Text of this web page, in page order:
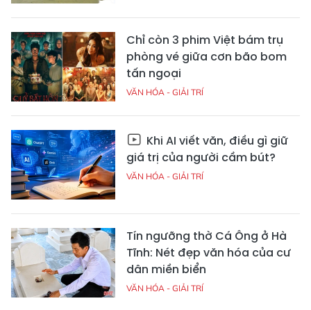
Chỉ còn 3 phim Việt bám trụ
phòng vé giữa cơn bão bom
tấn ngoại
VĂN HÓA - GIẢI TRÍ
Khi AI viết văn, điều gì giữ
giá trị của người cầm bút?
VĂN HÓA - GIẢI TRÍ
Tín ngưỡng thờ Cá Ông ở Hà
Tĩnh: Nét đẹp văn hóa của cư
dân miền biển
VĂN HÓA - GIẢI TRÍ